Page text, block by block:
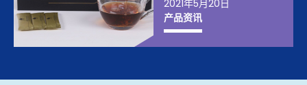
产品资讯
2021年5月20日